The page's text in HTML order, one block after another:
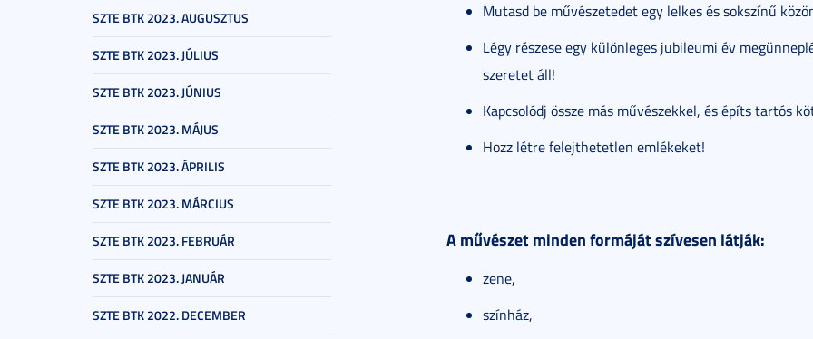
SZTE BTK 2023. AUGUSZTUS
SZTE BTK 2023. JÚLIUS
SZTE BTK 2023. JÚNIUS
SZTE BTK 2023. MÁJUS
SZTE BTK 2023. ÁPRILIS
SZTE BTK 2023. MÁRCIUS
SZTE BTK 2023. FEBRUÁR
SZTE BTK 2023. JANUÁR
SZTE BTK 2022. DECEMBER
Mutasd be művészetedet egy lelkes és sokszínű
Légy részese egy különleges jubileumi év
szeretet áll!
Kapcsolódj össze más művészekkel, és építs tartós
Hozz létre felejthetetlen emlékeket!
A művészet minden formáját szívesen látják:
zene,
színház,